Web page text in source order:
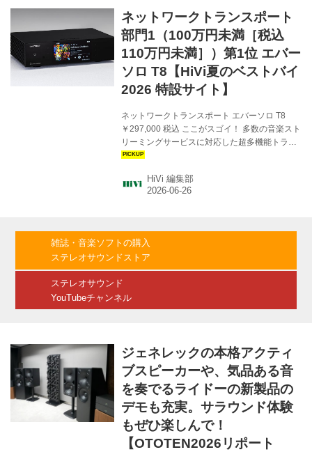
した同じくIIS伝送対応の同社ネットワークトラ
ンスポートT8のコメントで述べたが、実はトラ
ディショナルのUSB接続も優れてい...
ネットワークトランスポート
部門1（100万円未満［税込
110万円未満］）第1位 エバー
ソロ T8【HiVi夏のベストバイ
2026 特設サイト】
ネットワークトランスポート エバーソロ T8
￥297,000 税込 ここがスゴイ！ 多数の音楽スト
リーミングサービスに対応した超多機能トラン
スポート（麻倉） 骨格のしっかとした末広がり
Apple Musicを含む主要音楽配信サービスに対
応。デジタル端子も豊富に搭載（藤原） 麻倉怜
ワークトランスポートだ。純正組合せとなる同
社のDAC-Z10と接続して聴くと、通常のUSB接
HiVi 編集部
雑誌・音楽ソフトの購入
ステレオサウンドストア
ステレオサウンド
YouTubeチャンネル
ジェネレックの本格アクティ
ブスピーカーや、気品ある音
を奏でるライドーの新製品の
デモも充実。サラウンド体験
もぜひ楽しんで！
【OTOTEN2026リポート